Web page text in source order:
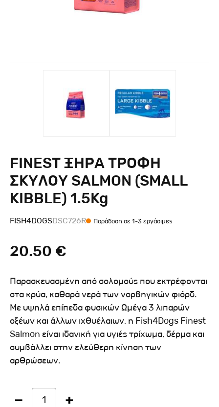
FINEST ΞΗΡΑ ΤΡΟΦΗ
ΣΚΥΛΟΥ SALMON (SMALL
KIBBLE) 1.5Kg
FISH4DOGSDSC726R Παράδοση σε 1-3 εργάσιμες
20.50 €
Παρασκευασμένη από σολομούς που εκτρέφονται
στα κρύα, καθαρά νερά των νορβηγικών φιόρδ.
Με υψηλά επίπεδα φυσικών Ωμέγα 3 λιπαρών
οξέων και άλλων ιχθυέλαιων, η Fish4Dogs Finest
Salmon είναι ιδανική για υγιές τρίχωμα, δέρμα και
συμβάλλει στην ελεύθερη κίνηση των
αρθρώσεων.
1